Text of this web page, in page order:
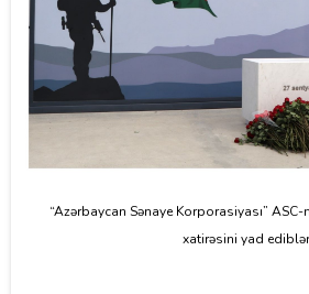
“Azərbaycan Sənaye Korporasiyası”
xatirəsini yad ediblər